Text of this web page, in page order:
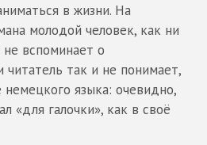
в жизни. На
молодой человек, как ни
вспоминает о
читатель так и не понимает,
языка: очевидно,
«для галочки», как в своё